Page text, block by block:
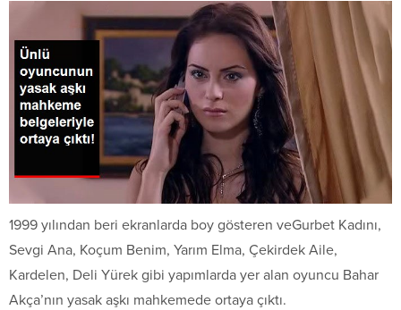
1999 yılından beri ekranlarda boy gösteren veGurbet Kadını,
Sevgi Ana, Koçum Benim, Yarım Elma, Çekirdek Aile,
Kardelen, Deli Yürek gibi yapımlarda yer alan oyuncu Bahar
Akça’nın yasak aşkı mahkemede ortaya çıktı.